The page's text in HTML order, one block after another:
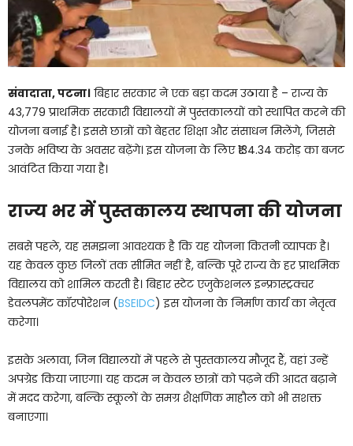
संवादाता, पटना। बिहार सरकार ने एक बड़ा कदम उठाया है – राज्य के
43,779 प्राथमिक सरकारी विद्यालयों में पुस्तकालयों को स्थापित करने की
योजना बनाई है। इससे छात्रों को बेहतर शिक्षा और संसाधन मिलेंगे, जिससे
उनके भविष्य के अवसर बढ़ेंगे। इस योजना के लिए ₹134.34 करोड़ का बजट
आवंटित किया गया है।
राज्य भर में पुस्तकालय स्थापना की योजना
सबसे पहले, यह समझना आवश्यक है कि यह योजना कितनी व्यापक है।
यह केवल कुछ जिलों तक सीमित नहीं है, बल्कि पूरे राज्य के हर प्राथमिक
विद्यालय को शामिल करती है। बिहार स्टेट एजुकेशनल इन्फ्रास्ट्रक्चर
डेवलपमेंट कॉरपोरेशन (BSEIDC) इस योजना के निर्माण कार्य का नेतृत्व
करेगा।
इसके अलावा, जिन विद्यालयों में पहले से पुस्तकालय मौजूद हैं, वहां उन्हें
अपग्रेड किया जाएगा। यह कदम न केवल छात्रों को पढ़ने की आदत बढ़ाने
में मदद करेगा, बल्कि स्कूलों के समग्र शैक्षणिक माहौल को भी सशक्त
बनाएगा।